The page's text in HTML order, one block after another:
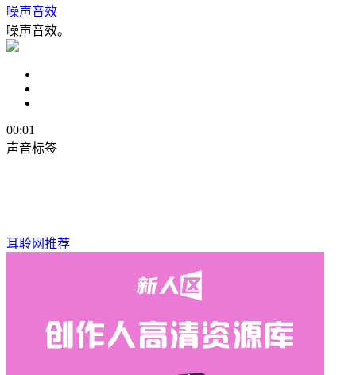
噪声音效
噪声音效。
00:01
声音标签
耳聆网推荐